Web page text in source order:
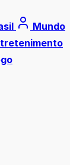
Mundo